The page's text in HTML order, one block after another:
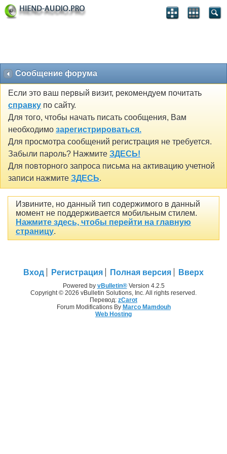
Сообщение форума
Если это ваш первый визит, рекомендуем почитать
справку по сайту.
Для того, чтобы начать писать сообщения, Вам
необходимо зарегистрироваться.
Для просмотра сообщений регистрация не требуется.
Забыли пароль? Нажмите ЗДЕСЬ!
Для повторного запроса письма на активацию учетной
записи нажмите ЗДЕСЬ.
Извините, но данный тип содержимого в данный
момент не поддерживается мобильным стилем.
Нажмите здесь, чтобы перейти на главную
страницу.
Вход Регистрация Полная версия Вверх
Powered by vBulletin®Version 4.2.5
Copyright © 2026 vBulletin Solutions, Inc. All rights reserved.
Перевод: zCarot
Forum Modifications By Marco Mamdouh
Web Hosting